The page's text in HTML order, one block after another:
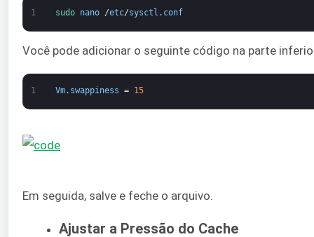
1 sudo nano /etc/sysctl . conf
Você pode adicionar o seguinte código na parte
1 Vm. swappiness = 15
Em seguida, salve e feche o arquivo.
Ajustar a Pressão do Cache